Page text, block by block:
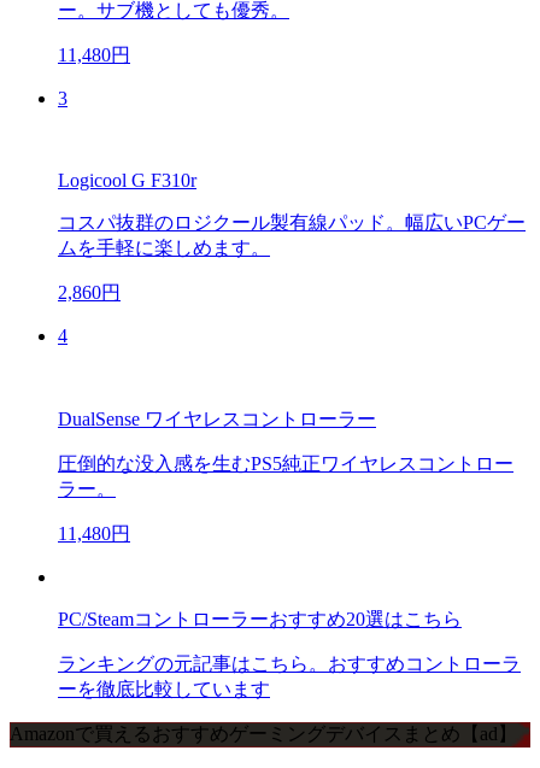
ー。サブ機としても優秀。
11,480円
3
Logicool G F310r
コスパ抜群のロジクール製有線パッド。幅広いPCゲー
ムを手軽に楽しめます。
2,860円
4
DualSense ワイヤレスコントローラー
圧倒的な没入感を生むPS5純正ワイヤレスコントロー
ラー。
11,480円
PC/Steamコントローラーおすすめ20選はこちら
ランキングの元記事はこちら。おすすめコントローラ
ーを徹底比較しています
Amazonで買えるおすすめゲーミングデバイスまとめ【ad】